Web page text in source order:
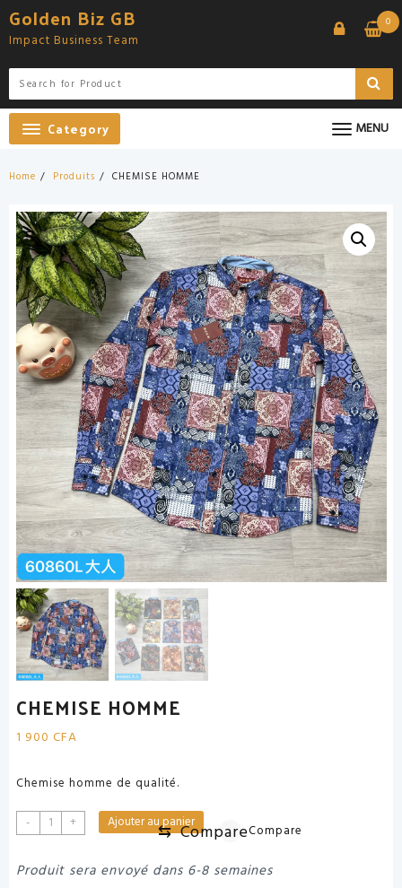
Skip
to
content
Golden Biz GB
Impact Business Team
0
Category MENU
Home Produits CHEMISE HOMME
CHEMISE HOMME
1 900 CFA
Chemise homme de qualité.
-
quantité
de
HOMME
+ Ajouter au panier
⇆ CompareCompare
Produit sera envoyé dans 6-8 semaines